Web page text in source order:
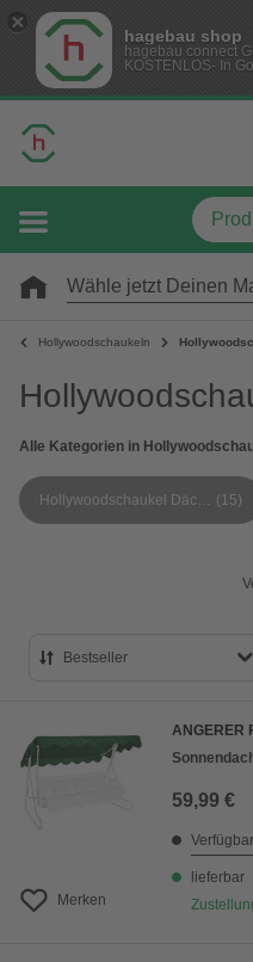
hagebau shop
hagebau connect
KOSTENLOS- In
Wähle jetzt Deinen
Hollywoodschaukeln
Alle Kategorien in
Hollywoodschaukel Dächer (15)
Bestseller
Preis aufsteigend
Preis absteigend
Merken
ANGERER
59,99 €
lieferbar